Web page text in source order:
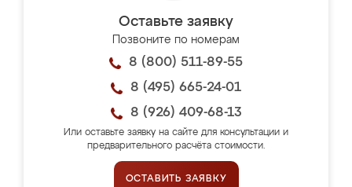
Оставьте заявку
Позвоните по номерам
8 (800) 511-89-55
8 (495) 665-24-01
8 (926) 409-68-13
Или оставьте заявку на сайте для консультации и
предварительного расчёта стоимости.
ОСТАВИТЬ ЗАЯВКУ